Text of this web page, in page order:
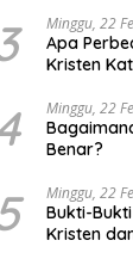
Undang
Bangsa
Minggu, 22
Apa
Kristen
Minggu, 22
Benar?
Minggu, 22
Bukti-
Kristen